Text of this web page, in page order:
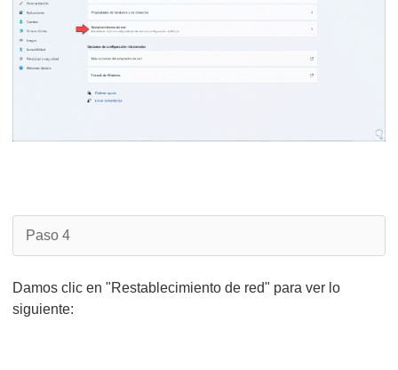
Paso 4
Damos clic en "Restablecimiento de red" para ver lo
siguiente: